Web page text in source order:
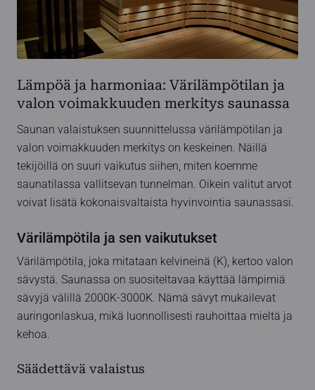
Lämpöä ja harmoniaa: Värilämpötilan ja
valon voimakkuuden merkitys saunassa
Saunan valaistuksen suunnittelussa värilämpötilan ja
valon voimakkuuden merkitys on keskeinen. Näillä
tekijöillä on suuri vaikutus siihen, miten koemme
saunatilassa vallitsevan tunnelman. Oikein valitut arvot
voivat lisätä kokonaisvaltaista hyvinvointia saunassasi.
Värilämpötila ja sen vaikutukset
Värilämpötila, joka mitataan kelvineinä (K), kertoo valon
sävystä. Saunassa on suositeltavaa käyttää lämpimiä
sävyjä välillä 2000K-3000K. Nämä sävyt mukailevat
auringonlaskua, mikä luonnollisesti rauhoittaa mieltä ja
kehoa.
Säädettävä valaistus